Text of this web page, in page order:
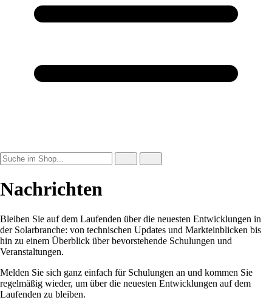
Nachrichten
Bleiben Sie auf dem Laufenden über die neuesten Entwicklungen in
der Solarbranche: von technischen Updates und Markteinblicken bis
hin zu einem Überblick über bevorstehende Schulungen und
Veranstaltungen.
Melden Sie sich ganz einfach für Schulungen an und kommen Sie
regelmäßig wieder, um über die neuesten Entwicklungen auf dem
Laufenden zu bleiben.